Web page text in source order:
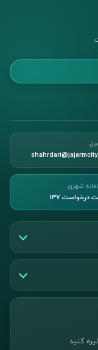
شهری
درخواست ۱۳۷
کنید